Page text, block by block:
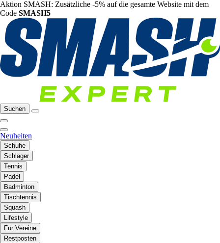
Aktion SMASH: Zusätzliche -5% auf die gesamte Website mit dem
Code SMASH5
Suchen
Neuheiten
Schuhe
Schläger
Tennis
Padel
Badminton
Tischtennis
Squash
Lifestyle
Für Vereine
Restposten